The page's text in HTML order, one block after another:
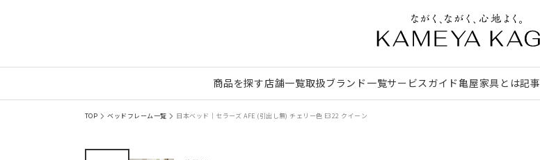
商品を探す店舗一覧取扱ブランド一覧サービスガイド亀屋家具とは記事
TOP ベッドフレーム一覧 日本ベッド｜セラーズ AFE (引出し無) チェリー色 E322 クイーン